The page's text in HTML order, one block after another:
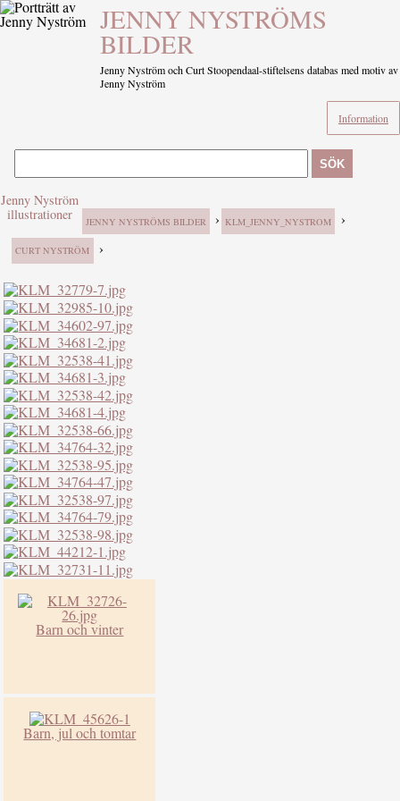
JENNY NYSTRÖMS
BILDER
Jenny Nyström och Curt Stoopendaal-stiftelsens databas med motiv av
Jenny Nyström
Information
SÖK
Jenny Nyström
illustrationer
JENNY NYSTRÖMS BILDER › KLM_JENNY_NYSTROM ›
CURT NYSTRÖM ›
Barn och vinter
Barn, jul och tomtar